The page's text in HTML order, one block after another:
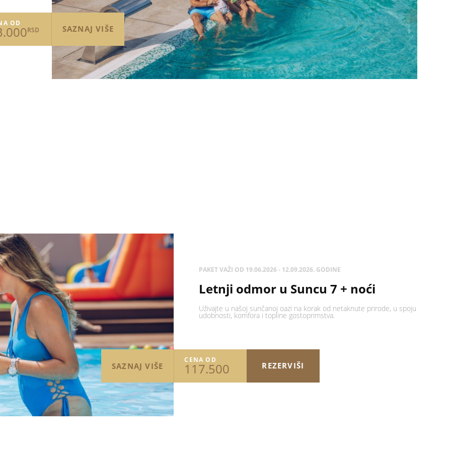
SAZNAJ VIŠE
OD
RSD
PAKET VAŽI OD 19.06.2026 - 12.09.2026. GODINE
Letnji odmor u Suncu 7 + noći
Uživajte u našoj sunčanoj oazi na korak od netaknute prirode, u spoju
udobnosti, komfora i topline gostoprimstva.
SAZNAJ VIŠE
CENA OD
117.500 REZERVIŠI